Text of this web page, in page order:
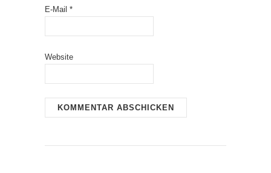
E-Mail *
Website